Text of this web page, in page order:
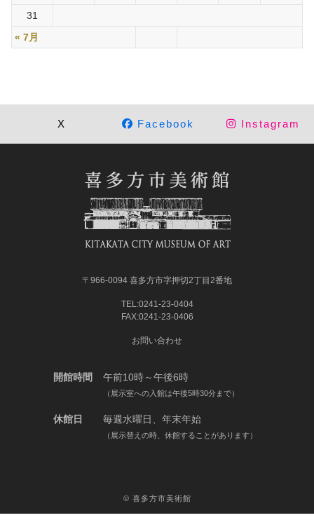
« 7月
31
X Facebook Instagram
〒966-0094 喜多方市字押切2丁目2番地
TEL:0241-23-0404
FAX:0241-23-0406
お問い合わせ
開館時間 午前10時～午後6時
（展示室への入館は午後5時30分まで）
休館日 毎週水曜日、年末年始
（展示替えの時、休館することがあります）
© 喜多方市美術館